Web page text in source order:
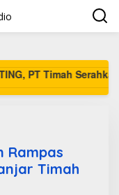
Rampas
Timah